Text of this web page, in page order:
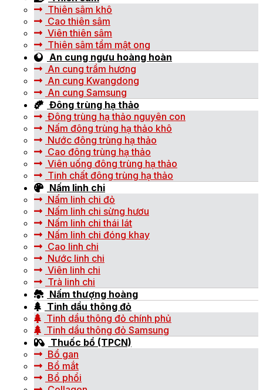
Thiên sâm khô
Cao thiên sâm
Viên thiên sâm
Thiên sâm tẩm mật ong
An cung ngưu hoàng hoàn
An cung trầm hương
An cung Kwangdong
An cung Samsung
Đông trùng hạ thảo
Đông trùng hạ thảo nguyên con
Nấm đông trùng hạ thảo khô
Nước đông trùng hạ thảo
Cao đông trùng hạ thảo
Viên uống đông trùng hạ thảo
Tinh chất đông trùng hạ thảo
Nấm linh chi
Nấm linh chi đỏ
Nấm linh chi sừng hươu
Nấm linh chi thái lát
Nấm linh chi đóng khay
Cao linh chi
Nước linh chi
Viên linh chi
Trà linh chi
Nấm thượng hoàng
Tinh dầu thông đỏ
Tinh dầu thông đỏ chính phủ
Tinh dầu thông đỏ Samsung
Thuốc bổ (TPCN)
Bổ gan
Bổ mắt
Bổ phổi